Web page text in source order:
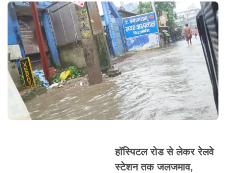
हॉस्पिटल रोड से लेकर रेलवे
स्टेशन तक जलजमाव,